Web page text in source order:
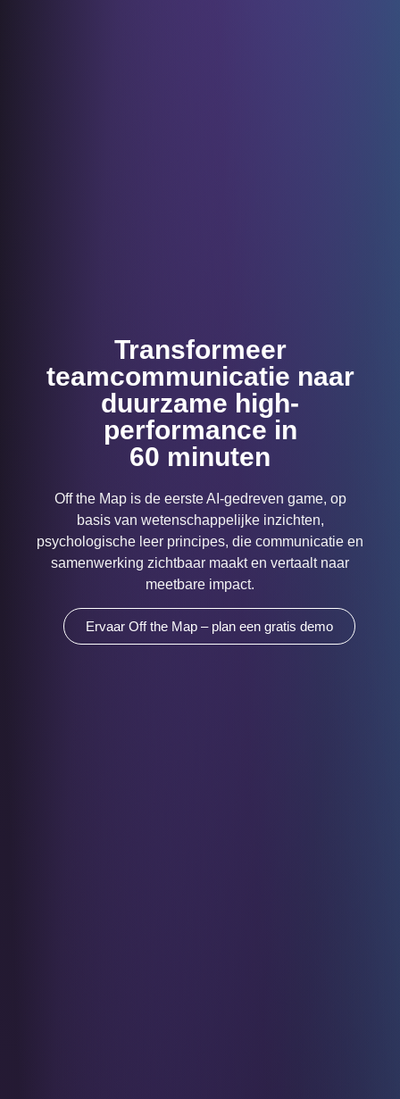
Transformeer
teamcommunicatie naar
duurzame high-
performance in
60 minuten
Off the Map is de eerste AI-gedreven game, op
basis van wetenschappelijke inzichten,
psychologische leer principes, die communicatie en
samenwerking zichtbaar maakt en vertaalt naar
meetbare impact.
Ervaar Off the Map – plan een gratis demo